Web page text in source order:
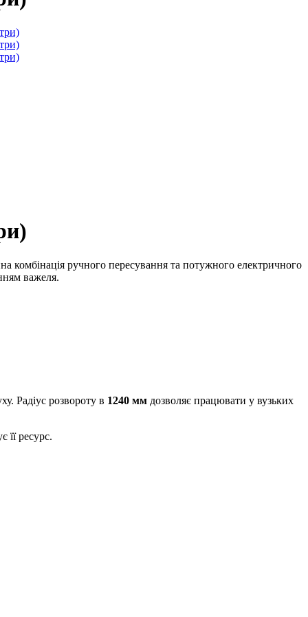
комбінація ручного пересування та потужного електричного
важеля.
Радіус розвороту в 1240 мм дозволяє працювати у вузьких
ресурс.